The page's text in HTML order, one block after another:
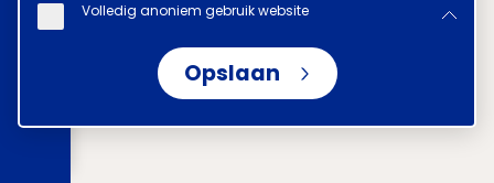
Volledig anoniem gebruik website
Opslaan